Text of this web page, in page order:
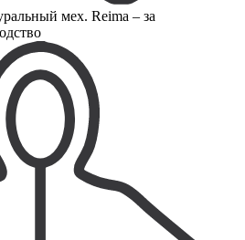
мех. Reima – за